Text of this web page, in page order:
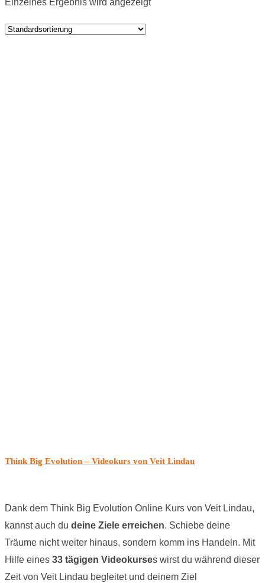
Einzelnes Ergebnis wird angezeigt
Think Big Evolution – Videokurs von Veit Lindau
Dank dem Think Big Evolution Online Kurs von Veit Lindau,
kannst auch du deine Ziele erreichen. Schiebe deine
Träume nicht weiter hinaus, sondern komm ins Handeln. Mit
Hilfe eines 33 tägigen Videokurses wirst du während dieser
Zeit von Veit Lindau begleitet und deinem Ziel